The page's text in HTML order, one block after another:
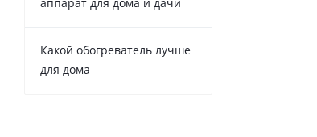
Какой обогреватель лучше
для дома